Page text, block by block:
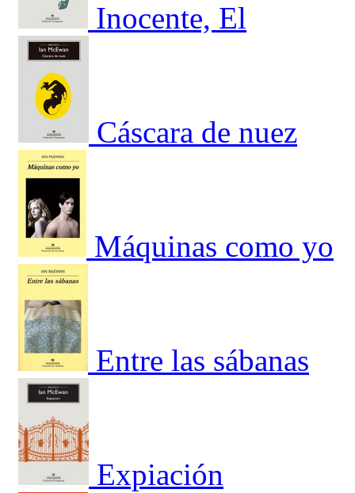
Inocente, El
Cáscara de nuez
Máquinas como yo
Entre las sábanas
Expiación